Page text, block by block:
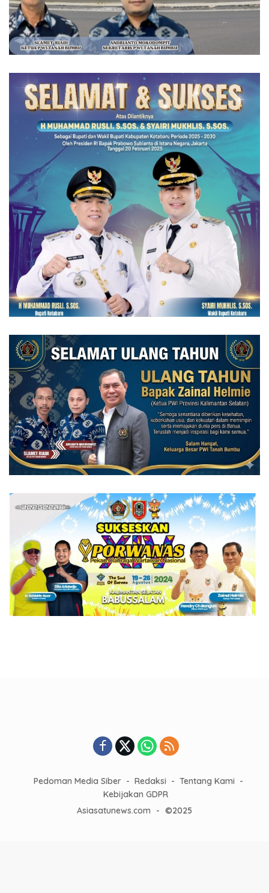
Pedoman Media Siber Redaksi
Tentang Kami
Kebijakan GDPR
Asiasatunews.com
- ©2025